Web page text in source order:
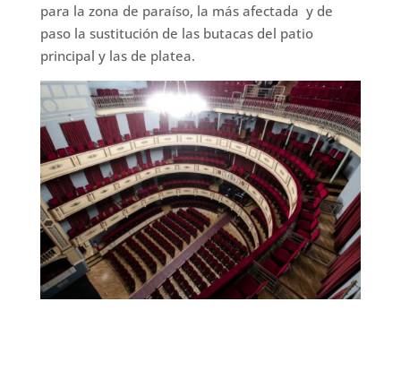
para la zona de paraíso, la más afectada y de
paso la sustitución de las butacas del patio
principal y las de platea.